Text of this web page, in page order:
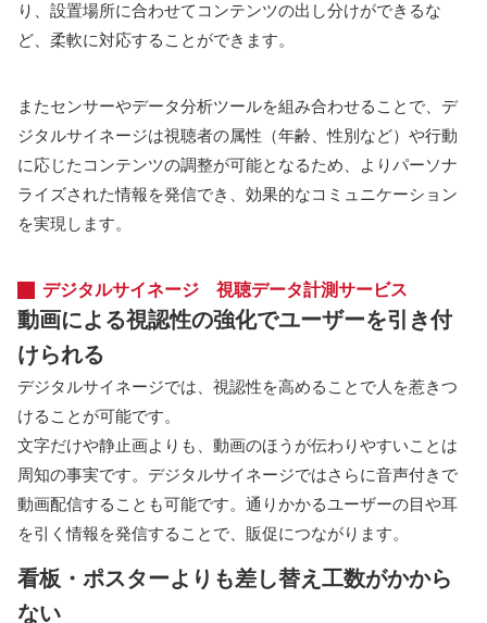
り、設置場所に合わせてコンテンツの出し分けができるな
ど、柔軟に対応することができます。
またセンサーやデータ分析ツールを組み合わせることで、デ
ジタルサイネージは視聴者の属性（年齢、性別など）や行動
に応じたコンテンツの調整が可能となるため、よりパーソナ
ライズされた情報を発信でき、効果的なコミュニケーション
を実現します。
デジタルサイネージ 視聴データ計測サービス
動画による視認性の強化でユーザーを引き付
けられる
デジタルサイネージでは、視認性を高めることで人を惹きつ
けることが可能です。
文字だけや静止画よりも、動画のほうが伝わりやすいことは
周知の事実です。デジタルサイネージではさらに音声付きで
動画配信することも可能です。通りかかるユーザーの目や耳
を引く情報を発信することで、販促につながります。
看板・ポスターよりも差し替え工数がかから
ない